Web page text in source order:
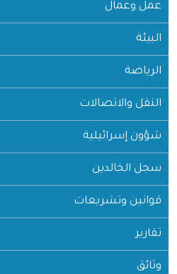
عمل وعمال
البيئة
الرياضة
النقل والاتصالات
شؤون إسرائيلية
سجل الخالدين
قوانين وتشريعات
تقارير
وثائق